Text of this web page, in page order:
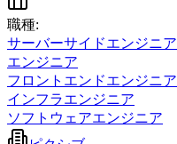
職種:
サーバーサイドエンジニア
エンジニア
フロントエンドエンジニア
インフラエンジニア
ソフトウェアエンジニア